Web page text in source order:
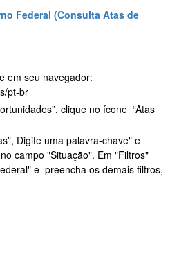
Federal (Consulta Atas de
em seu navegador:
pt-br
clique no ícone “Atas
Digite uma palavra-chave" e
campo "Situação". Em "Filtros"
e preencha os demais filtros,